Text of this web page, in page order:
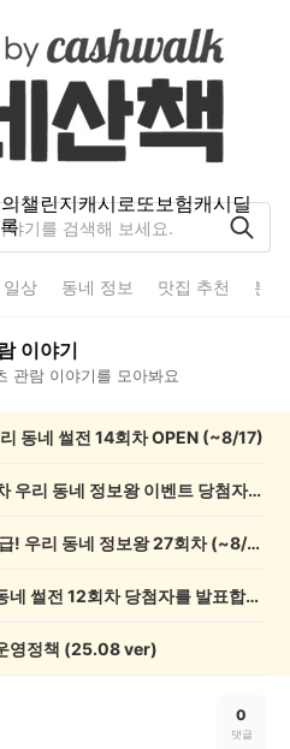
챌린지캐시로또보험캐시딜
일상 동네 정보 맛집 추천 분
이야기
관람 이야기를 모아봐요
동네 썰전 14회차 OPEN (~8/17)
💰[당첨자 발표] 26회차 우리 동네 정보왕 이벤트 당첨자를 발표합니다!
💸 전원 2,000캐시 지급! 우리 동네 정보왕 27회차 (~8/10)
💰[당첨자 발표] 우리 동네 썰전 12회차 당첨자를 발표합니다!
영정책 (25.08 ver)
0
댓글